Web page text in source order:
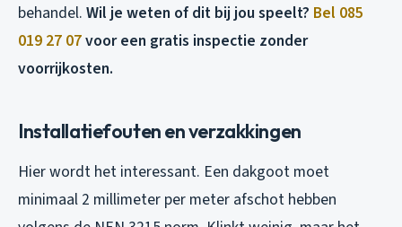
behandel. Wil je weten of dit bij jou speelt? Bel 085
019 27 07voor een gratis inspectie zonder
voorrijkosten.
Installatiefouten en verzakkingen
Hier wordt het interessant. Een dakgoot moet
minimaal 2 millimeter per meter afschot hebben